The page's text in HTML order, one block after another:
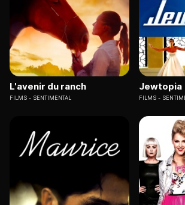
L'avenir du ranch
FILMS SENTIMENTAL
Jewtopia
FILMS